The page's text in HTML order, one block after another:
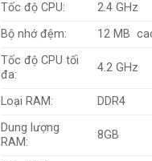
Tốc độ CPU:
2.4 GHz
Bộ nhớ đệm:
12 MB
Tốc độ CPU tối
đa:
4.2 GHz
Loại RAM:
DDR4
Dung lượng
RAM:
8GB